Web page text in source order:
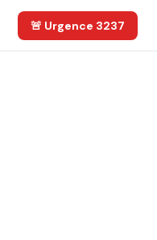
🚨 Urgence 3237